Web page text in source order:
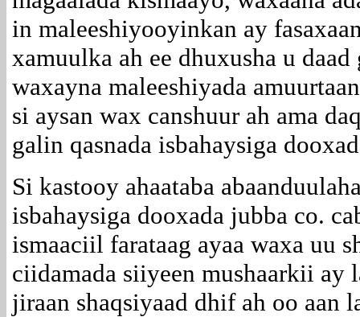
in maleeshiyooyinkan ay
xamuulka ah ee dhuxusha u daad
waxayna maleeshiyada
si aysan wax canshuur ah ama
galin qasnada isbahaysiga
Si kastooy ahaataba
isbahaysiga dooxada jubba co.
ismaaciil farataag ayaa waxa uu
ciidamada siiyeen mushaarkii ay
jiraan shaqsiyaad dhif ah oo aan